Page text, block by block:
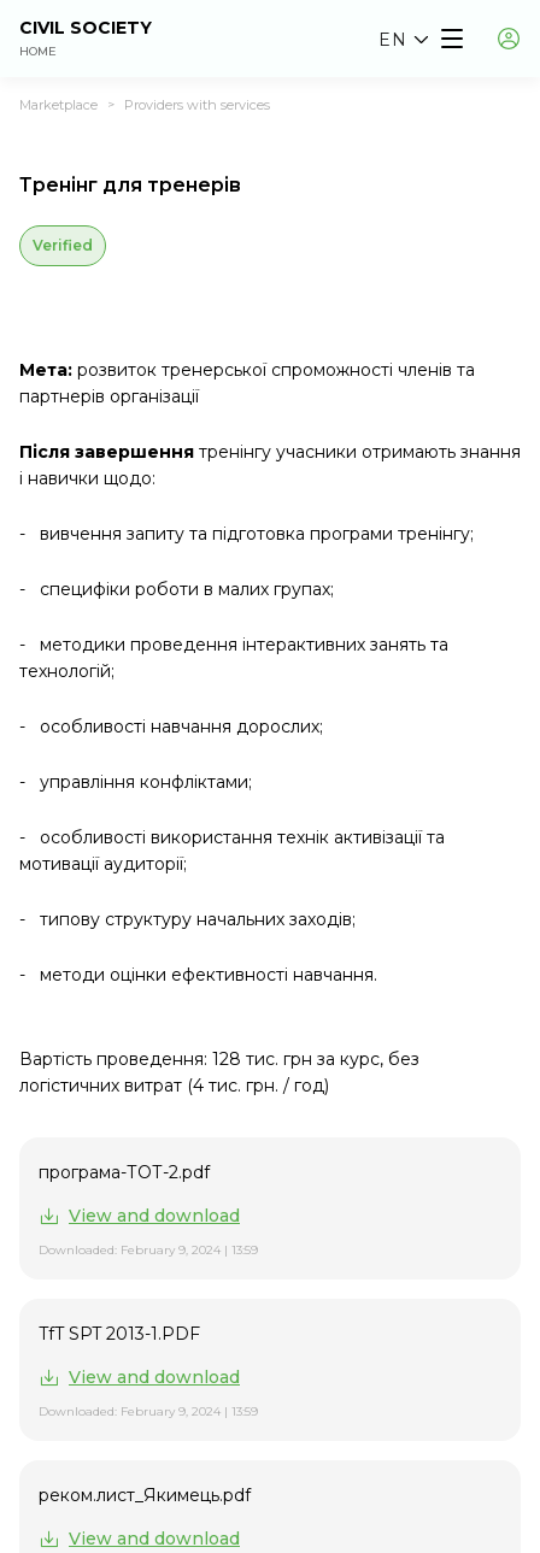
CIVIL SOCIETY
HOME
EN
Marketplace > Providers with services
Тренінг для тренерів
Verified
Мета: розвиток тренерської спроможності членів та
партнерів організації
Після завершення тренінгу учасники отримають знання
і навички щодо:
- вивчення запиту та підготовка програми тренінгу;
- специфіки роботи в малих групах;
- методики проведення інтерактивних занять та
технологій;
- особливості навчання дорослих;
- управління конфліктами;
- особливості використання технік активізації та
мотивації аудиторії;
- типову структуру начальних заходів;
- методи оцінки ефективності навчання.
Вартість проведення: 128 тис. грн за курс, без
логістичних витрат (4 тис. грн. / год)
програма-ТОТ-2.pdf
View and download
Downloaded: February 9, 2024 | 13:59
TfT SPT 2013-1.PDF
View and download
Downloaded: February 9, 2024 | 13:59
реком.лист_Якимець.pdf
View and download